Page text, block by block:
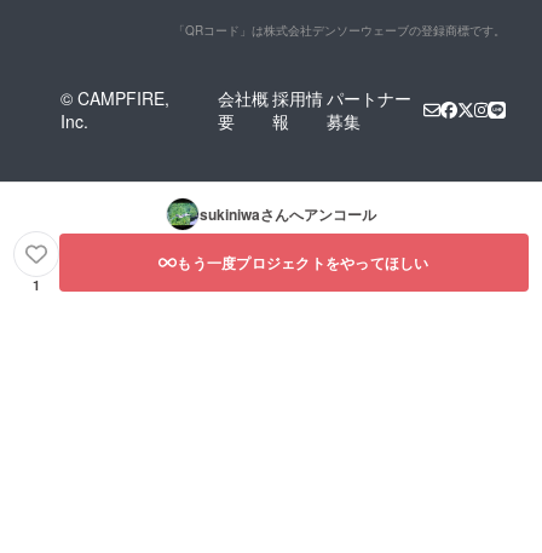
「QRコード」は株式会社デンソーウェーブの登録商標です。
© CAMPFIRE,
Inc.
会社概
要
採用情
報
パートナー
募集
sukiniwaさんへアンコール
1
もう一度プロジェクトをやってほしい